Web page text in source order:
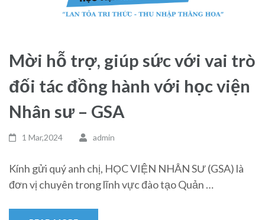
Mời hỗ trợ, giúp sức với vai trò
đối tác đồng hành với học viện
Nhân sư – GSA
1 Mar,2024 admin
Kính gửi quý anh chị, HỌC VIỆN NHÂN SƯ (GSA) là
đơn vị chuyên trong lĩnh vực đào tạo Quản …